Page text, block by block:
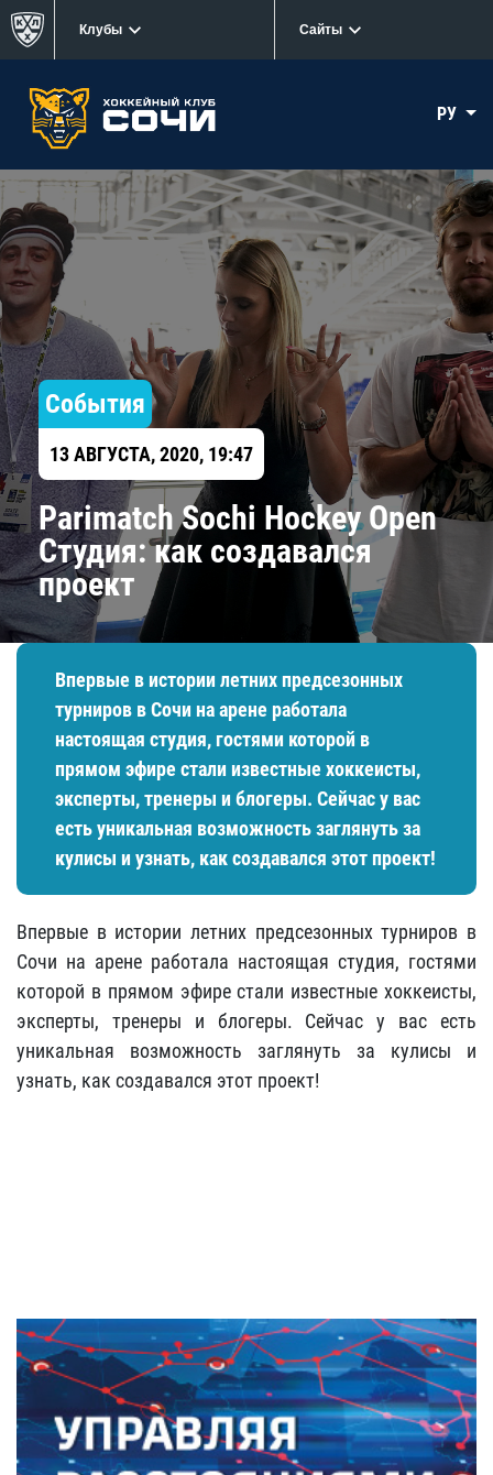
Клубы Сайты
РУ
События
13 АВГУСТА, 2020, 19:47
Parimatch Sochi Hockey Open
Студия: как создавался
проект
Впервые в истории летних предсезонных
турниров в Сочи на арене работала
настоящая студия, гостями которой в
прямом эфире стали известные хоккеисты,
эксперты, тренеры и блогеры. Сейчас у вас
есть уникальная возможность заглянуть за
кулисы и узнать, как создавался этот проект!
Впервые в истории летних предсезонных турниров в
Сочи на арене работала настоящая студия, гостями
которой в прямом эфире стали известные хоккеисты,
эксперты, тренеры и блогеры. Сейчас у вас есть
уникальная возможность заглянуть за кулисы и
узнать, как создавался этот проект!